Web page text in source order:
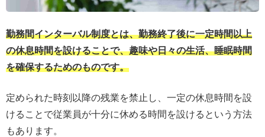
勤務間インターバル制度とは、勤務終了後に一定時間以上
の休息時間を設けることで、趣味や日々の生活、睡眠時間
を確保するためのものです。
定められた時刻以降の残業を禁止し、一定の休息時間を設
けることで従業員が十分に休める時間を設けるという方法
もあります。